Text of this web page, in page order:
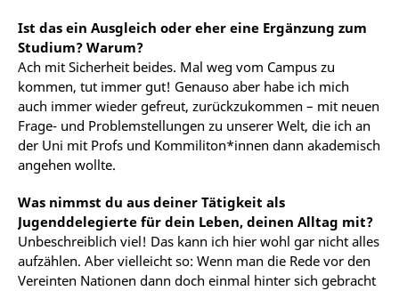
Ist das ein Ausgleich oder eher eine Ergänzung zum
Studium? Warum?
Ach mit Sicherheit beides. Mal weg vom Campus zu
kommen, tut immer gut! Genauso aber habe ich mich
auch immer wieder gefreut, zurückzukommen – mit neuen
Frage- und Problemstellungen zu unserer Welt, die ich an
der Uni mit Profs und Kommiliton*innen dann akademisch
angehen wollte.
Was nimmst du aus deiner Tätigkeit als
Jugenddelegierte für dein Leben, deinen Alltag mit?
Unbeschreiblich viel! Das kann ich hier wohl gar nicht alles
aufzählen. Aber vielleicht so: Wenn man die Rede vor den
Vereinten Nationen dann doch einmal hinter sich gebracht